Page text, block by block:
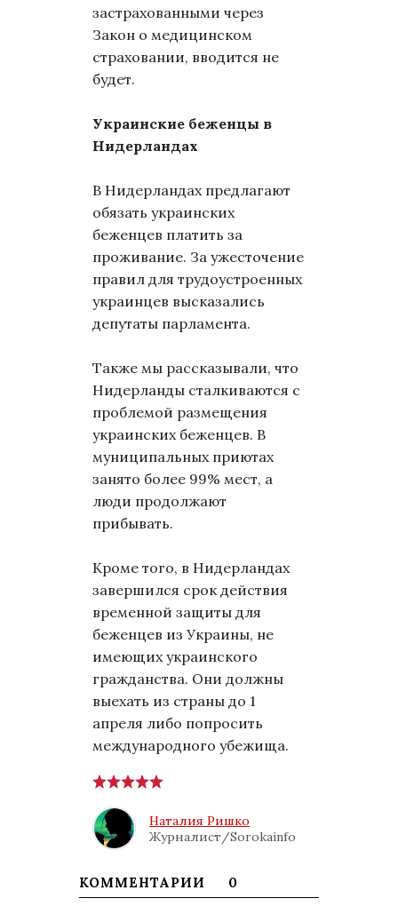
застрахованными через
Закон о медицинском
страховании, вводится не
будет.
Украинские беженцы в
Нидерландах
В Нидерландах предлагают
обязать украинских
беженцев платить за
проживание. За ужесточение
правил для трудоустроенных
украинцев высказались
депутаты парламента.
Также мы рассказывали, что
Нидерланды сталкиваются с
проблемой размещения
украинских беженцев. В
муниципальных приютах
занято более 99% мест, а
люди продолжают
прибывать.
Кроме того, в Нидерландах
завершился срок действия
временной защиты для
беженцев из Украины, не
имеющих украинского
гражданства. Они должны
выехать из страны до 1
апреля либо попросить
международного убежища.
Наталия Ришко
Журналист/Sorokainfo
КОММЕНТАРИИ 0